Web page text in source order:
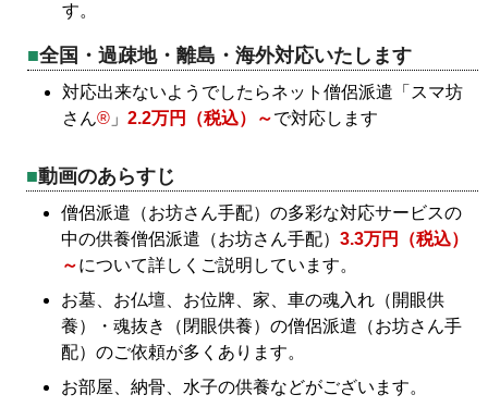
す。
全国・過疎地・離島・海外対応いたします
対応出来ないようでしたらネット僧侶派遣「スマ坊
さん®」 2.2万円（税込）～で対応します
動画のあらすじ
僧侶派遣（お坊さん手配）の多彩な対応サービスの
中の供養僧侶派遣（お坊さん手配）3.3万円（税込）
～について詳しくご説明しています。
お墓、お仏壇、お位牌、家、車の魂入れ（開眼供
養）・魂抜き（閉眼供養）の僧侶派遣（お坊さん手
配）のご依頼が多くあります。
お部屋、納骨、水子の供養などがございます。